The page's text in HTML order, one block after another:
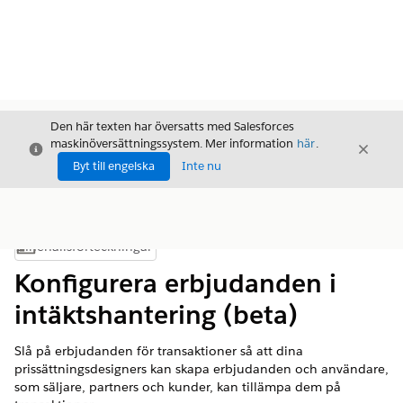
Stäng
Den här texten har översatts med Salesforces
maskinöversättningssystem. Mer information här.
Byt till engelska
Inte nu
Stäng
Visa innehållsförteckning
Innehållsförteckningar
Konfigurera erbjudanden i
intäktshantering (beta)
Slå på erbjudanden för transaktioner så att dina
prissättningsdesigners kan skapa erbjudanden och användare,
som säljare, partners och kunder, kan tillämpa dem på